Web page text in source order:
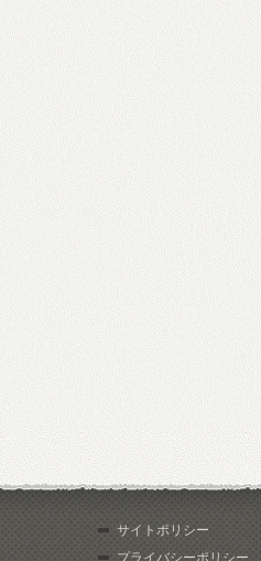
サイトポリシー
プライバシーポリシー